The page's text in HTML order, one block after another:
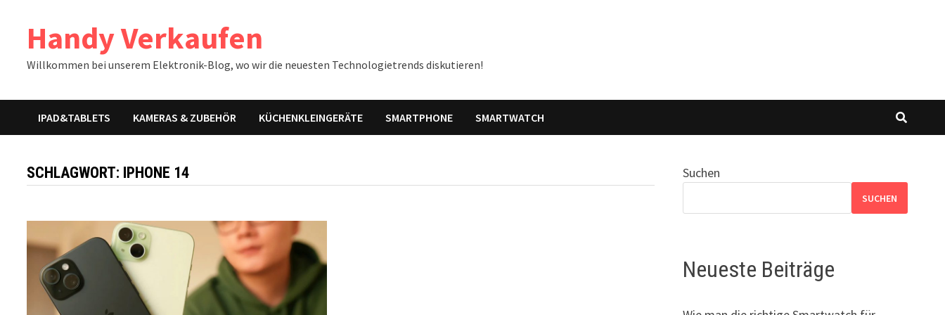
Inhalt
springenHandy Verkaufen
Willkommen bei unserem Elektronik-Blog, wo wir die neuesten Technologietrends diskutieren!
IPAD&TABLETS KAMERAS & ZUBEHÖR KÜCHENKLEINGERÄTE SMARTPHONE SMARTWATCH
SCHLAGWORT: IPHONE 14 Suchen
SUCHEN
Neueste Beiträge